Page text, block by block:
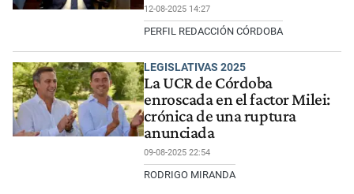
12-08-2025 14:27
PERFIL REDACCIÓN CÓRDOBA
LEGISLATIVAS 2025
La UCR de Córdoba
enroscada en el factor Milei:
crónica de una ruptura
anunciada
09-08-2025 22:54
RODRIGO MIRANDA